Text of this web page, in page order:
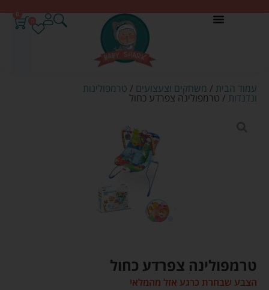
0
עמוד הבית / משחקים וצעצועים / טרמפולינות
ונדנדות / טרמפולינה צפרדע כחול
טרמפולינה צפרדע כחול
הצבע שבחרת כרגע אזל מהמלאי